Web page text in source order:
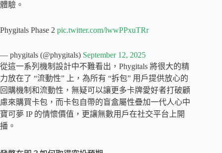
體驗。
Phygitals Phase 2 pic.twitter.com/lwwPPxuTRr
— phygitals (@phygitals) September 12, 2025
從這一系列機制設計中不難看出，Phygitals 將很大的精
力放在了 “流動性” 上，為所有 “拆包” 用戶提供放心的
回購機制和流動性，無疑可以讓更多卡牌愛好者打破顧
慮來購買卡包，而卡包自帶的盲盒屬性疊加一代人心中
寶可夢 IP 的情懷價值，更讓無數用戶在社交平台上開
播。